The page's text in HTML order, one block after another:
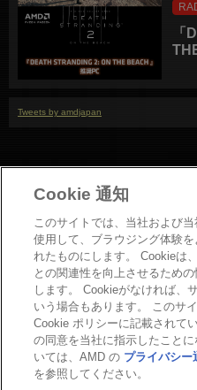
「
Tweets by amdjapan
お問い合わせ
Copyright
プライバシーポリシー
Cookieポリシー
商標について
法人向けサイトへ
Cookie の設定
Cookie 通知
このサイトでは、当社および
使用して、ブラウジング体験
れたものにします。 Cookieは
との関連性を向上させるため
します。 Cookieがなければ、
いう場合もあります。 このサ
Cookie ポリシーに記載されて
の同意を当社に指示したこと
いては、AMD の プライバシー
を参照してください。